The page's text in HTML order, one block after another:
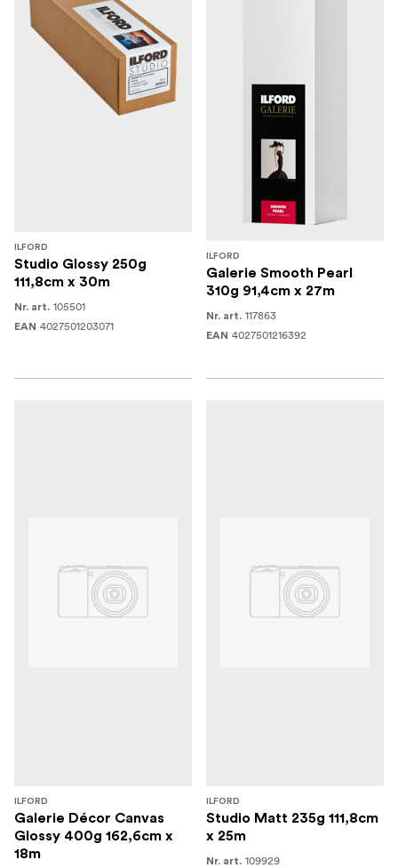
ILFORD
Studio Glossy 250g
111,8cm x 30m
Nr. art. 105501
EAN 4027501203071
ILFORD
Galerie Smooth Pearl
310g 91,4cm x 27m
Nr. art. 117863
EAN 4027501216392
ILFORD
Galerie Décor Canvas
Glossy 400g 162,6cm x
18m
ILFORD
Studio Matt 235g 111,8cm
x 25m
Nr. art. 109929